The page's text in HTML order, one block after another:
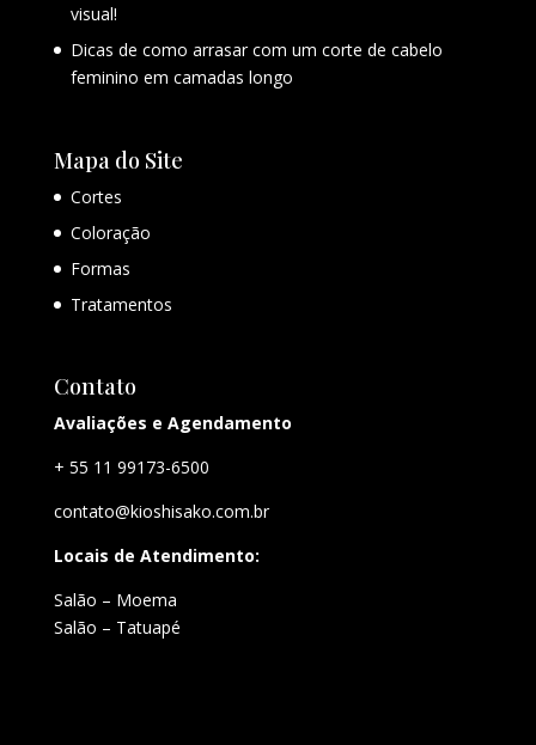
visual!
Dicas de como arrasar com um corte de cabelo
feminino em camadas longo
Mapa do Site
Cortes
Coloração
Formas
Tratamentos
Contato
Avaliações e Agendamento
+ 55 11 99173-6500
contato@kioshisako.com.br
Locais de Atendimento:
Salão – Moema
Salão – Tatuapé